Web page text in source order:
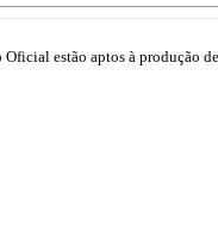
estão aptos à produção